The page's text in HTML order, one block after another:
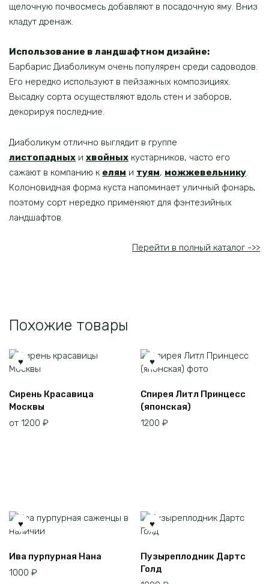
щелочную почвосмесь добавляют в посадочную яму. Вниз
кладут дренаж.
Использование в ландшафтном дизайне:
Барбарис Диаболикум очень популярен среди садоводов.
Его нередко используют в пейзажных композициях.
Высадку сорта осуществляют вдоль стен и заборов,
декорируя последние.
Диаболикум отлично выглядит в группе
листопадных и хвойных кустарников, часто его
сажают в компанию к елям и туям, можжевельнику.
Колоновидная форма куста напоминает уличный фонарь,
поэтому сорт нередко применяют для фэнтезийных
ландшафтов.
Перейти в полный каталог ->>
Похожие товары
товар
товара.
Сирень Красавица
Москвы
от 1200 ₽
Спирея Литл Принцесс
(японская)
1200 ₽
Ива пурпурная Нана
1000 ₽
Пузыреплодник Дартс
Голд